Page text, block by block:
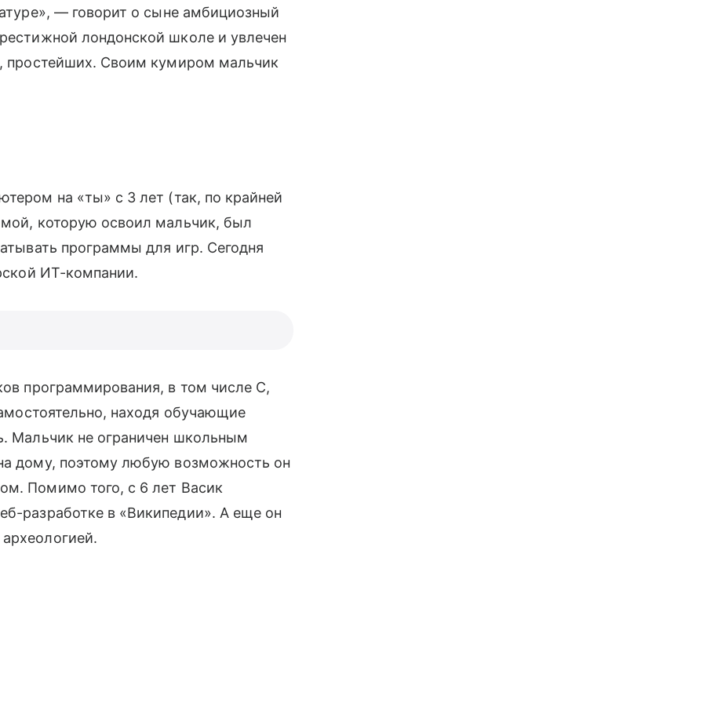
— говорит о сыне амбициозный
лондонской школе и увлечен
простейших. Своим кумиром мальчик
на «ты» с 3 лет (так, по крайней
которую освоил мальчик, был
программы для игр. Сегодня
ИТ-компании.
программирования, в том числе C,
находя обучающие
Мальчик не ограничен школьным
дому, поэтому любую возможность он
Помимо того, с 6 лет Васик
разработке в «Википедии». А еще он